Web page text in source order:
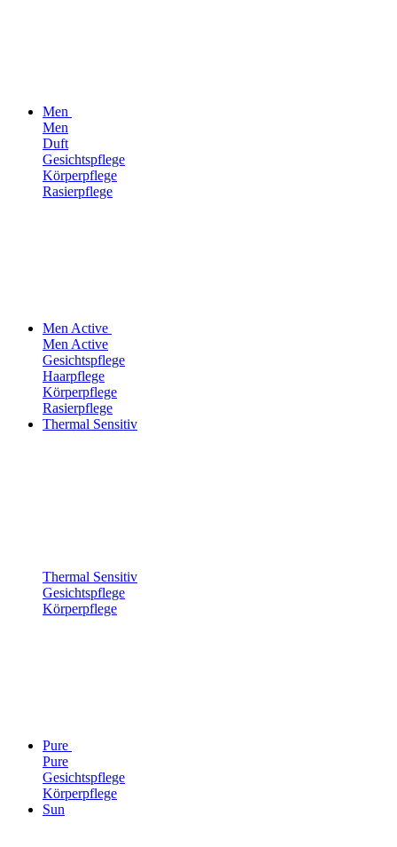
Men
Men
Duft
Gesichtspflege
Körperpflege
Rasierpflege
Men Active
Men Active
Gesichtspflege
Haarpflege
Körperpflege
Rasierpflege
Thermal Sensitiv
Thermal Sensitiv
Gesichtspflege
Körperpflege
Pure
Pure
Gesichtspflege
Körperpflege
Sun